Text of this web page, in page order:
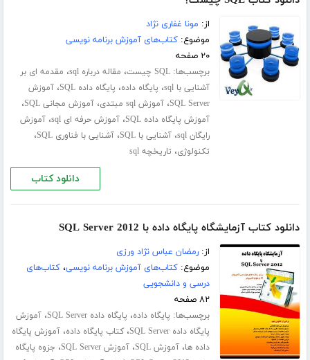
از: مونا غفاری نژاد
موضوع:کتاب‌های آموزش برنامه نویسی
۲۰ صفحه
برچسب‌ها:SQL چیست ، مقاله درباره sql ، مقدمه ای بر
آشنایی با sql
، پایگاه داده، پایگاه داده SQL ،آموزش
SQL Server،آموزش sql مبتدی ،آموزش مجانی SQL ،
آموزش پایگاه داده SQL ،آموزش حرفه ای sql ،آموزش
رایگان sql
،آشنایی با SQL ،آشنایی با فناوری SQL ،
تکنولوژی، تاریخچه sql
دانلود کتاب
دانلود کتاب آزمایشگاه پایگاه داده با SQL Server 2012
از:رمضان عباس نژاد ورزی
موضوع:کتاب‌های آموزش برنامه نویسی،کتاب‌های
درسی و دانشجویی
۸۲ صفحه
برچسب‌ها: پایگاه داده، پایگاه داده SQL Server ،آموزش
پایگاه داده SQL Server
،کتاب پایگاه داده،آموزش پایگاه
داده ها،آموزش SQL ،آموزش SQL Server ، جزوه پایگاه